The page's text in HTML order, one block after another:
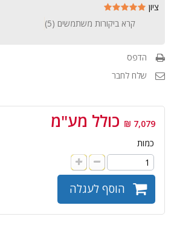
ציון
קרא ביקורות משתמשים (5
)
הדפס
שלח לחבר
7,079 ₪ כולל מע"מ
כמות
הוסף לעגלה